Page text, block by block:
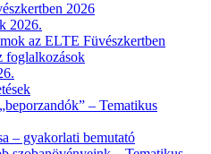
2026
2026.
az ELTE Füvészkertben
foglalkozások
– Tematikus
– gyakorlati bemutató